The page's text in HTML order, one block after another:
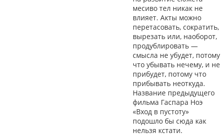
месиво тел никак не
влияет. Акты можно
перетасовать, сократить,
вырезать или, наоборот,
продублировать —
смысла не убудет, потому
что убывать нечему, и не
прибудет, потому что
прибывать неоткуда.
Название предыдущего
фильма Гаспара Ноэ
«Вход в пустоту»
подошло бы сюда как
нельзя кстати.